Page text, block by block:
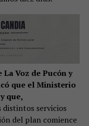
La Voz de Pucón y
que el Ministerio
que,
distintos servicios
del plan comience